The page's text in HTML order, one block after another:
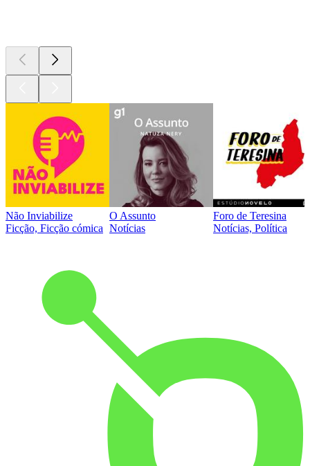
Não Inviabilize
Ficção, Ficção cómica
O Assunto
Notícias
Foro de Teresina
Notícias, Política